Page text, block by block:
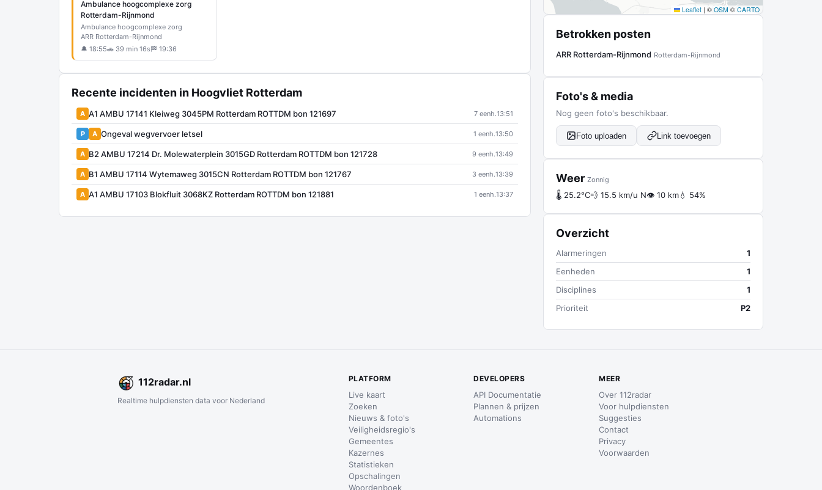
Ambulance hoogcomplexe zorg
Rotterdam-Rijnmond
Ambulance hoogcomplexe zorg
ARR Rotterdam-Rijnmond
🔔 18:55🚗 39 min 16s 🏁 19:36
Recente incidenten in Hoogvliet Rotterdam
A A1 AMBU 17141 Kleiweg 3045PM Rotterdam ROTTDM bon 121697 7 eenh.13:51
P A Ongeval wegvervoer letsel 1 eenh.13:50
A B2 AMBU 17214 Dr. Molewaterplein 3015GD Rotterdam ROTTDM bon 121728 9 eenh.13:49
A B1 AMBU 17114 Wytemaweg 3015CN Rotterdam ROTTDM bon 121767 3 eenh.13:39
A A1 AMBU 17103 Blokfluit 3068KZ Rotterdam ROTTDM bon 121881 1 eenh.13:37
Leaflet | © OSM © CARTO
Betrokken posten
ARR Rotterdam-Rijnmond Rotterdam-Rijnmond
Foto's & media
Nog geen foto's beschikbaar.
Foto uploaden Link toevoegen
Weer Zonnig
🌡 25.2°C💨 15.5 km/u N👁 10 km💧 54%
Overzicht
Alarmeringen
1
Eenheden
1
Disciplines
1
Prioriteit
P2
112radar.nl
Realtime hulpdiensten data voor Nederland
PLATFORM
Live kaart
Zoeken
Nieuws & foto's
Veiligheidsregio's
Gemeentes
Kazernes
Statistieken
Opschalingen
Woordenboek
DEVELOPERS
API Documentatie
Plannen & prijzen
Automations
MEER
Over 112radar
Voor hulpdiensten
Suggesties
Contact
Privacy
Voorwaarden